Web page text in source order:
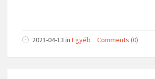
2021-04-13 in Egyéb Comments (0)